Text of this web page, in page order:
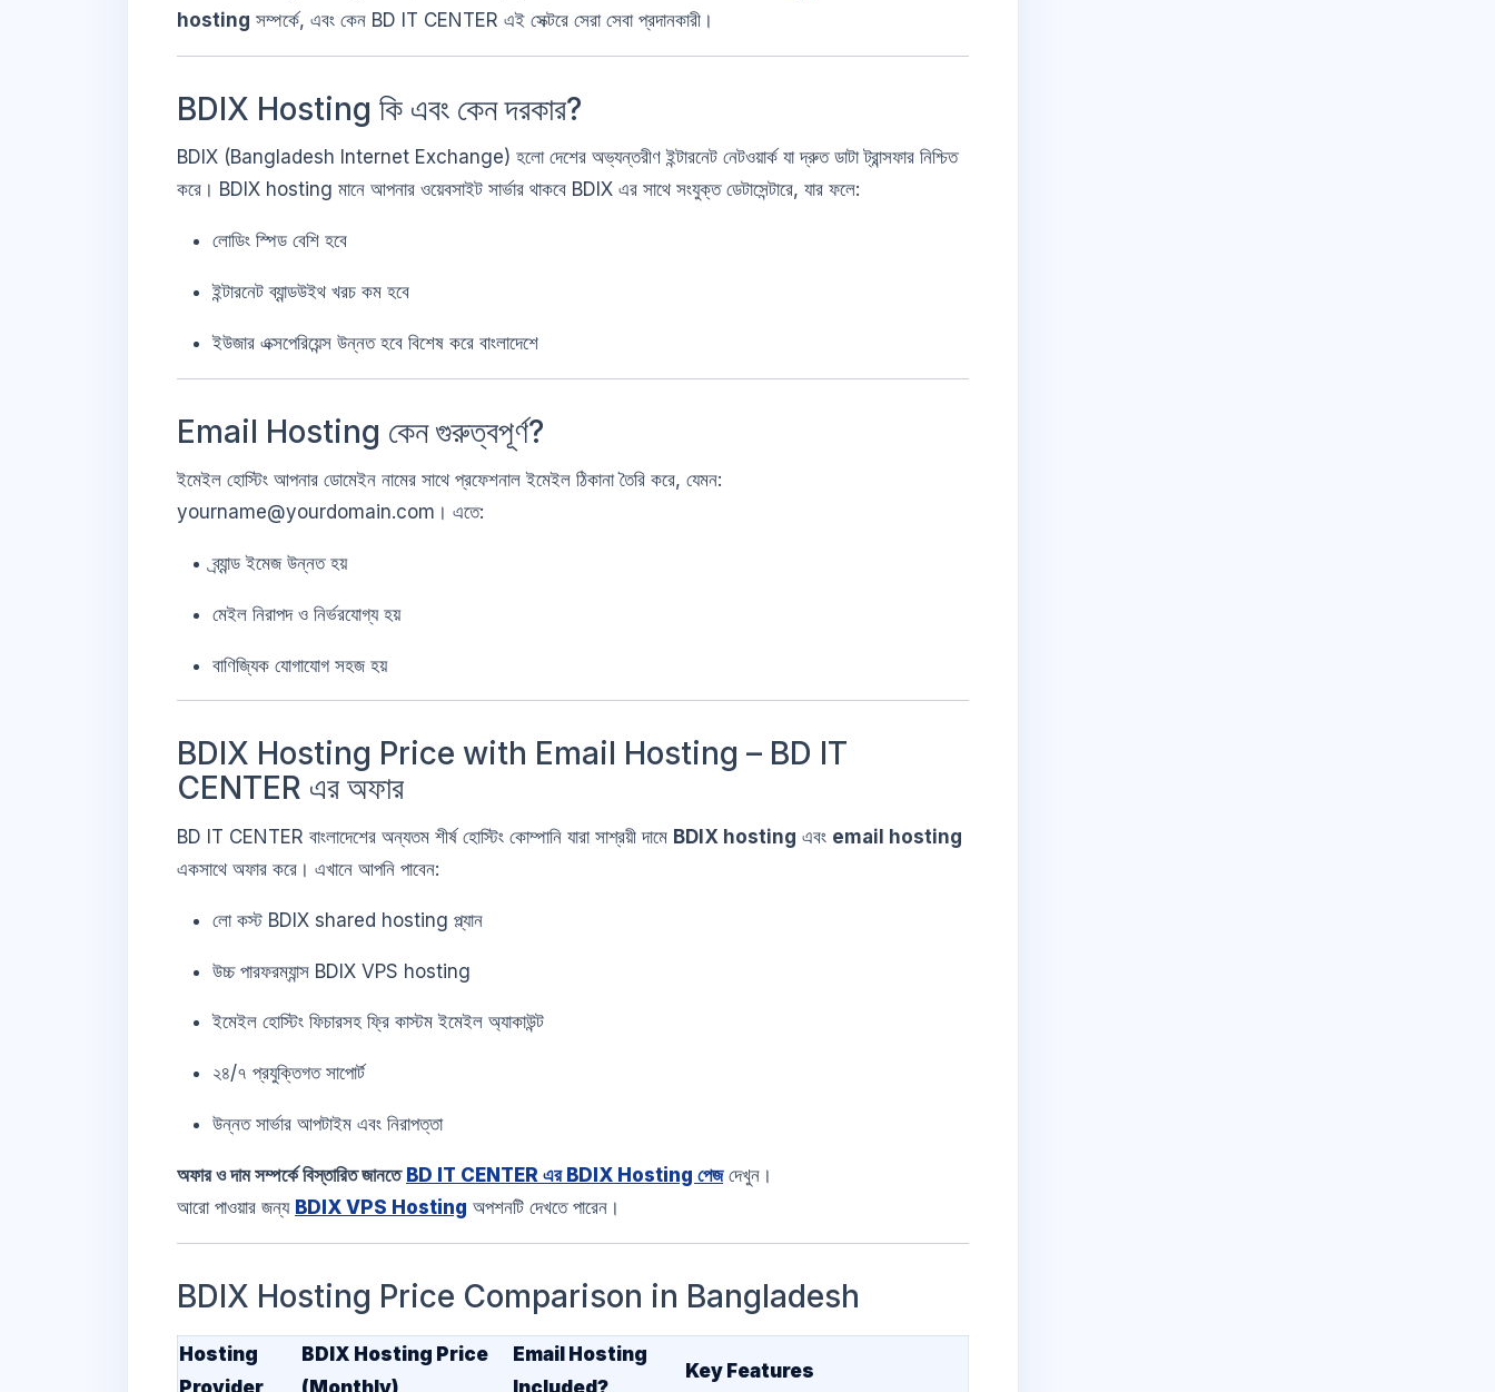
hosting সম্পর্কে, এবং কেন BD IT CENTER এই সেক্টরে সেরা সেবা প্রদানকারী।
BDIX Hosting কি এবং কেন দরকার?
BDIX (Bangladesh Internet Exchange) হলো দেশের অভ্যন্তরীণ ইন্টারনেট নেটওয়ার্ক যা দ্রুত ডাটা ট্রান্সফার নিশ্চিত
করে। BDIX hosting মানে আপনার ওয়েবসাইট সার্ভার থাকবে BDIX এর সাথে সংযুক্ত ডেটাসেন্টারে, যার ফলে:
লোডিং স্পিড বেশি হবে
ইন্টারনেট ব্যান্ডউইথ খরচ কম হবে
ইউজার এক্সপেরিয়েন্স উন্নত হবে বিশেষ করে বাংলাদেশে
Email Hosting কেন গুরুত্বপূর্ণ?
ইমেইল হোস্টিং আপনার ডোমেইন নামের সাথে প্রফেশনাল ইমেইল ঠিকানা তৈরি করে, যেমন:
yourname@yourdomain.com। এতে:
ব্র্যান্ড ইমেজ উন্নত হয়
মেইল নিরাপদ ও নির্ভরযোগ্য হয়
বাণিজ্যিক যোগাযোগ সহজ হয়
BDIX Hosting Price with Email Hosting – BD IT
CENTER এর অফার
BD IT CENTER বাংলাদেশের অন্যতম শীর্ষ হোস্টিং কোম্পানি যারা সাশ্রয়ী দামে BDIX hosting এবং email hosting
একসাথে অফার করে। এখানে আপনি পাবেন:
লো কস্ট BDIX shared hosting প্ল্যান
উচ্চ পারফরম্যান্স BDIX VPS hosting
ইমেইল হোস্টিং ফিচারসহ ফ্রি কাস্টম ইমেইল অ্যাকাউন্ট
২৪/৭ প্রযুক্তিগত সাপোর্ট
উন্নত সার্ভার আপটাইম এবং নিরাপত্তা
অফার ও দাম সম্পর্কে বিস্তারিত জানতে BD IT CENTER এর BDIX Hosting পেজদেখুন।
আরো পাওয়ার জন্য BDIX VPS Hosting অপশনটি দেখতে পারেন।
BDIX Hosting Price Comparison in Bangladesh
Hosting
Provider
BDIX Hosting Price
(Monthly)
Email Hosting
Included?
Key Features